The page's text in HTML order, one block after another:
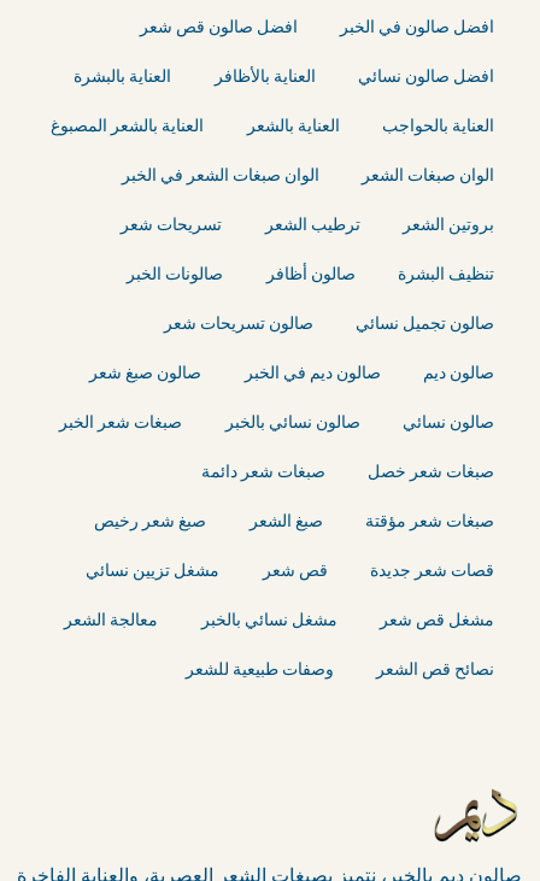
افضل صالون في الخبر
افضل صالون قص شعر
افضل صالون نسائي
العناية بالأظافر
العناية بالبشرة
العناية بالحواجب
العناية بالشعر
العناية بالشعر المصبوغ
الوان صبغات الشعر
الوان صبغات الشعر في الخبر
بروتين الشعر
ترطيب الشعر
تسريحات شعر
تنظيف البشرة
صالون أظافر
صالونات الخبر
صالون تجميل نسائي
صالون تسريحات شعر
صالون ديم
صالون ديم في الخبر
صالون صبغ شعر
صالون نسائي
صالون نسائي بالخبر
صبغات شعر الخبر
صبغات شعر خصل
صبغات شعر دائمة
صبغات شعر مؤقتة
صبغ الشعر
صبغ شعر رخيص
قصات شعر جديدة
قص شعر
مشغل تزيين نسائي
مشغل قص شعر
مشغل نسائي بالخبر
معالجة الشعر
نصائح قص الشعر
وصفات طبيعية للشعر